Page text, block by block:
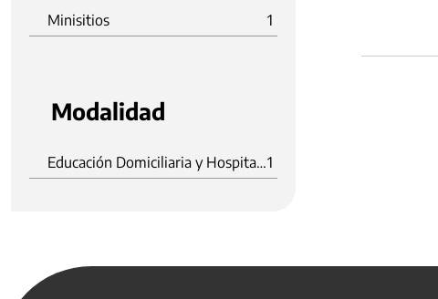
Minisitios 1
Modalidad
Educación Domiciliaria y Hospitalaria1